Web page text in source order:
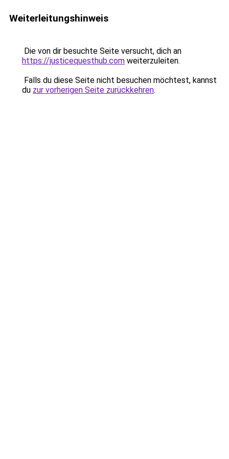
Weiterleitungshinweis
Die von dir besuchte Seite versucht, dich an
https://justicequesthub.com weiterzuleiten.
Falls du diese Seite nicht besuchen möchtest, kannst
du zur vorherigen Seite zurückkehren.